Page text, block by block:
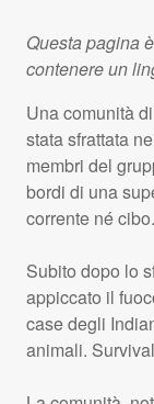
Questa pagina
contenere un
Una comunità
stata sfrattata
membri del
bordi di una
corrente né cibo.
Subito dopo lo
appiccato il
case degli
animali.